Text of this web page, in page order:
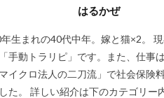
はるかぜ
生まれの40代中年。嫁と猫×2。
手動トラリピ」です。また、仕事
イクロ法人の二刀流」で社会保険
た。 詳しい紹介は下のカテゴリー